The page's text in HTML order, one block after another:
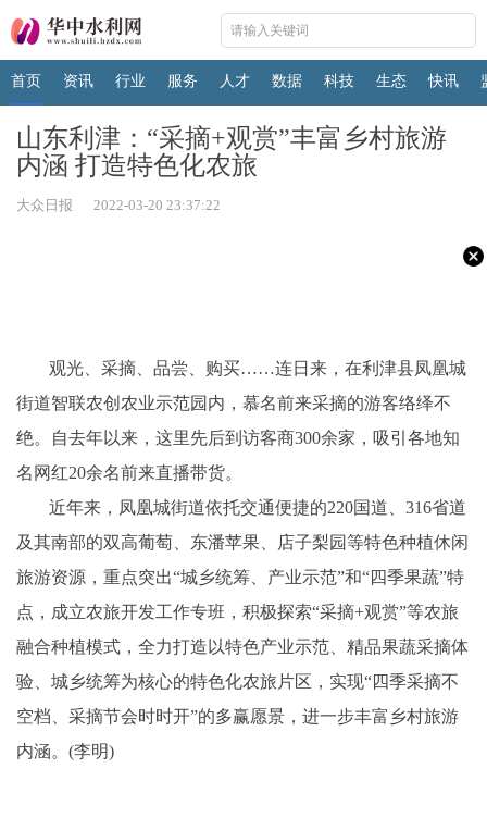
首页 资讯 行业 服务 人才 数据 科技 生态 快讯
山东利津：“采摘+观赏”丰富乡村旅游
内涵 打造特色化农旅
大众日报 2022-03-20 23:37:22
观光、采摘、品尝、购买……连日来，在利津县凤凰城
街道智联农创农业示范园内，慕名前来采摘的游客络绎不
绝。自去年以来，这里先后到访客商300余家，吸引各地知
名网红20余名前来直播带货。
近年来，凤凰城街道依托交通便捷的220国道、316省道
及其南部的双高葡萄、东潘苹果、店子梨园等特色种植休闲
旅游资源，重点突出“城乡统筹、产业示范”和“四季果蔬”特
点，成立农旅开发工作专班，积极探索“采摘+观赏”等农旅
融合种植模式，全力打造以特色产业示范、精品果蔬采摘体
验、城乡统筹为核心的特色化农旅片区，实现“四季采摘不
空档、采摘节会时时开”的多赢愿景，进一步丰富乡村旅游
内涵。(李明)